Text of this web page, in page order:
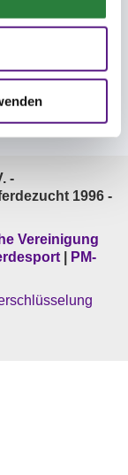
-
1996 -
Vereinigung
PM-